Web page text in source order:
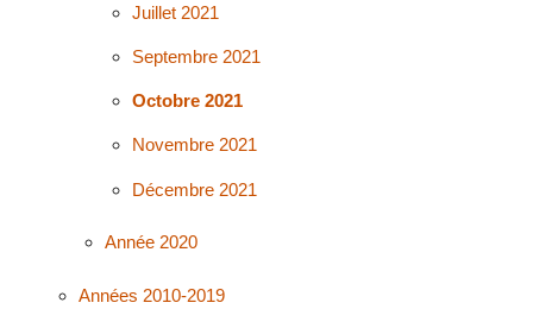
Juillet 2021
Septembre 2021
Octobre 2021
Novembre 2021
Décembre 2021
Année 2020
Années 2010-2019